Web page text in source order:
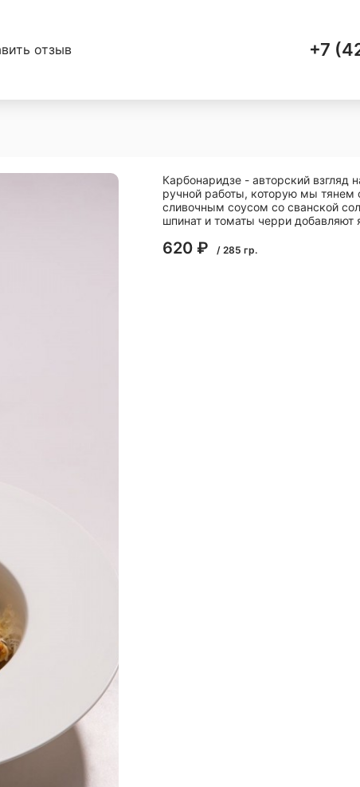
отзыв +7
Карбонаридзе - авторский
ручной работы, которую мы
сливочным соусом со сванской
шпинат и томаты черри
620 ₽ / 285 гр.